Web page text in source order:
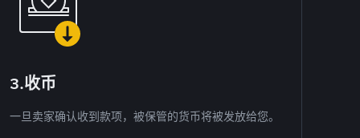
3.收币
一旦卖家确认收到款项，被保管的货币将被发放给您。